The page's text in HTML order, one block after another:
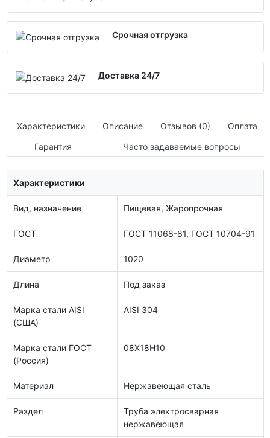
Срочная отгрузка
Доставка 24/7
Характеристики Описание Отзывов (0)
Оплата
Гарантия
Часто задаваемые вопросы
Характеристики
Вид, назначение Пищевая, Жаропрочная
ГОСТ ГОСТ 11068-81, ГОСТ 10704-91
Диаметр 1020
Длина Под заказ
Марка стали AISI
(США)
AISI 304
Марка стали ГОСТ
(Россия)
08Х18Н10
Материал Нержавеющая сталь
Раздел
Труба электросварная
нержавеющая